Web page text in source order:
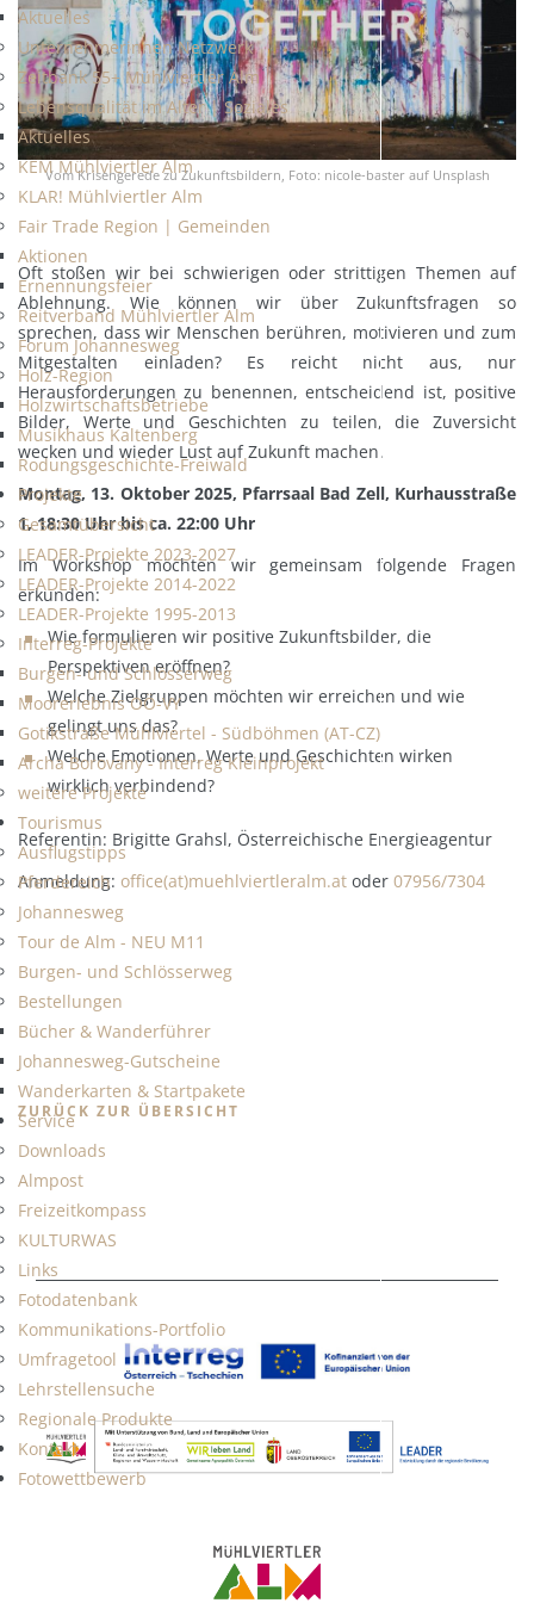
Aktuelles
Unternehmerinnen Netzwerk
Zeitbank 55+ Mühlviertler Alm
Lebensqualität im Alter | Soziales
Aktuelles
KEM Mühlviertler Alm
KLAR! Mühlviertler Alm
Fair Trade Region | Gemeinden
Aktionen
Ernennungsfeier
Reitverband Mühlviertler Alm
Forum Johannesweg
Holz-Region
Holzwirtschaftsbetriebe
Musikhaus Kaltenberg
Rodungsgeschichte-Freiwald
Projekte
Gesamtübersicht
LEADER-Projekte 2023-2027
LEADER-Projekte 2014-2022
LEADER-Projekte 1995-2013
Interreg-Projekte
Burgen- und Schlösserweg
Moorerlebnis OÖ-VY
Gotikstraße Mühlviertel - Südböhmen (AT-CZ)
Archa Borovany - Interreg Kleinprojekt
weitere Projekte
Tourismus
Ausflugstipps
Pferdereich
Johannesweg
Tour de Alm - NEU M11
Burgen- und Schlösserweg
Bestellungen
Bücher & Wanderführer
Johannesweg-Gutscheine
Wanderkarten & Startpakete
Service
Downloads
Almpost
Freizeitkompass
KULTURWAS
Links
Fotodatenbank
Kommunikations-Portfolio
Umfragetool
Lehrstellensuche
Regionale Produkte
Kontakt
Fotowettbewerb
Vom Krisengerede zu Zukunftsbildern, Foto: nicole-baster auf Unsplash
Oft stoßen wir bei schwierigen oder strittigen Themen auf
Ablehnung. Wie können wir über Zukunftsfragen so
sprechen, dass wir Menschen berühren, motivieren und zum
Mitgestalten einladen? Es reicht nicht aus, nur
Herausforderungen zu benennen, entscheidend ist, positive
Bilder, Werte und Geschichten zu teilen, die Zuversicht
wecken und wieder Lust auf Zukunft machen.
Montag, 13. Oktober 2025, Pfarrsaal Bad Zell, Kurhausstraße
1, 18:30 Uhr bis ca. 22:00 Uhr
Im Workshop möchten wir gemeinsam folgende Fragen
erkunden:
Wie formulieren wir positive Zukunftsbilder, die
Perspektiven eröffnen?
Welche Zielgruppen möchten wir erreichen und wie
gelingt uns das?
Welche Emotionen, Werte und Geschichten wirken
wirklich verbindend?
Referentin: Brigitte Grahsl, Österreichische Energieagentur
Anmeldung: office(at)muehlviertleralm.at oder 07956/7304
ZURÜCK ZUR ÜBERSICHT